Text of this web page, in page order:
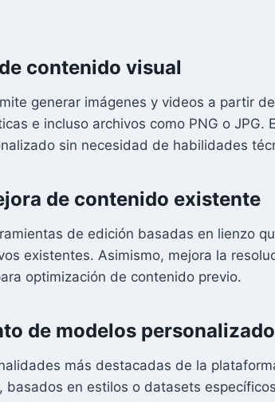
contenido visual
generar imágenes y videos a partir
e incluso archivos como PNG o
sin necesidad de habilidades
de contenido existente
de edición basadas en lienzo
existentes. Asimismo, mejora la
optimización de contenido previo.
de modelos
más destacadas de la
basados en estilos o datasets